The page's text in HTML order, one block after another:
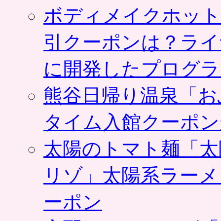
ボディメイクホッ
引クーポンは？ラ
に開発したプログ
熊谷日帰り温泉「
タイム入館クーポ
太陽のトマト麺「
リゾ」太陽系ラー
ーポン